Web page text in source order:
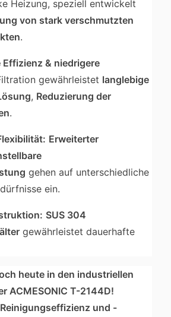
Heizung, speziell entwickelt
von stark verschmutzten
.
Effizienz & niedrigere
gewährleistet langlebige
, Reduzierung der
.
Erweiterter
gehen auf unterschiedliche
ein.
SUS 304
gewährleistet dauerhafte
heute in den industriellen
ACMESONIC T-2144D!
und -